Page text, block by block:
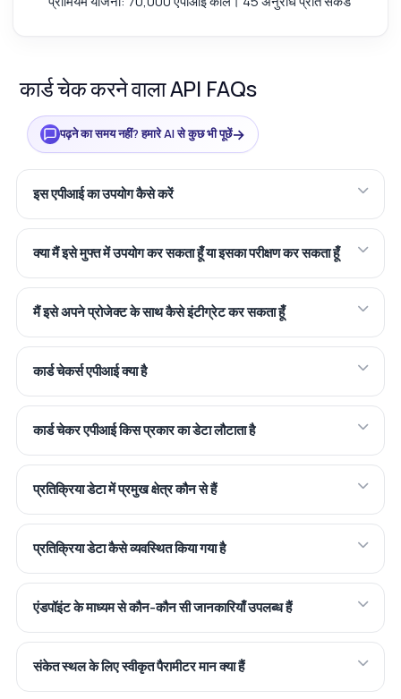
कार्ड चेक करने वाला API FAQs
पढ़ने का समय नहीं? हमारे AI से कुछ भी पूछें→
इस एपीआई का उपयोग कैसे करें
क्या मैं इसे मुफ्त में उपयोग कर सकता हूँ या इसका परीक्षण कर सकता हूँ
मैं इसे अपने प्रोजेक्ट के साथ कैसे इंटीग्रेट कर सकता हूँ
कार्ड चेकर्स एपीआई क्या है
कार्ड चेकर एपीआई किस प्रकार का डेटा लौटाता है
प्रतिक्रिया डेटा में प्रमुख क्षेत्र कौन से हैं
प्रतिक्रिया डेटा कैसे व्यवस्थित किया गया है
एंडपॉइंट के माध्यम से कौन-कौन सी जानकारियाँ उपलब्ध हैं
संकेत स्थल के लिए स्वीकृत पैरामीटर मान क्या हैं